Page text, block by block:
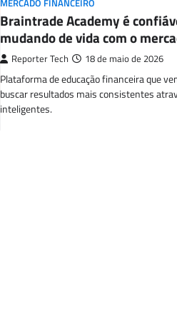
MERCADO FINANCEIRO
Braintrade Academy é
mudando de vida com o
Reporter Tech 18 de maio de 2026
Plataforma de educação financeira que
buscar resultados mais consistentes
inteligentes.